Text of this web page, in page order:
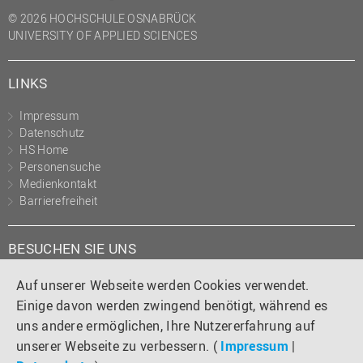
Auf unserer Webseite werden Cookies verwendet.
Einige davon werden zwingend benötigt, während es
uns andere ermöglichen, Ihre Nutzererfahrung auf
unserer Webseite zu verbessern. ( Impressum |
(PMO)
Prozessmanagement
Studierendensekretariat
Studium und Lehre
Transfer- und
Innovationsmanagement
© 2026 HOCHSCHULE OSNABRÜCK
UNIVERSITY OF APPLIED SCIENCES
LINKS
Impressum
Datenschutz
HS Home
Personensuche
Medienkontakt
Barrierefreiheit
BESUCHEN SIE UNS
Instagram
TiktokLinkedIn
YouTube
Facebook